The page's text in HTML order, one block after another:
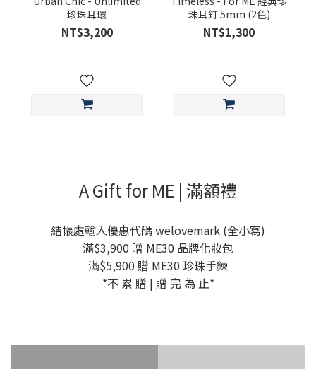
珍珠耳環
NT$3,200
珠耳釘 5mm (2色)
NT$1,300
A Gift for ME | 滿額禮
結帳處輸入優惠代碼 welovemark (全小寫)
滿$3,900 贈 ME30 品牌化妝包
滿$5,900 贈 ME30 珍珠手鍊
*不 累 贈 | 贈 完 為 止*